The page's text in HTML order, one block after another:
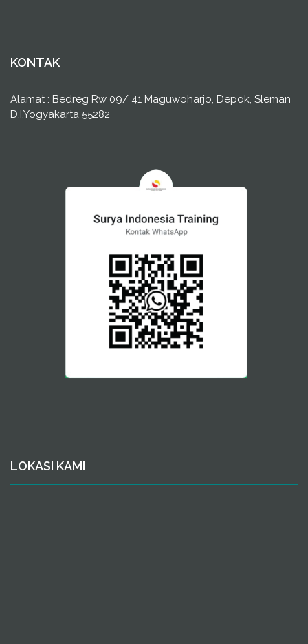
KONTAK
Alamat : Bedreg Rw 09/ 41 Maguwoharjo, Depok, Sleman
D.I.Yogyakarta 55282
LOKASI KAMI